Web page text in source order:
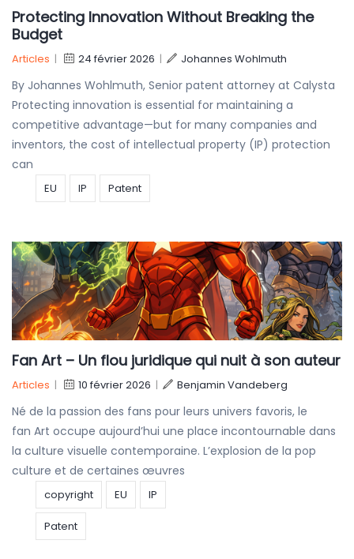
Protecting Innovation Without Breaking the
Budget
Articles | 24 février 2026 | Johannes Wohlmuth
By Johannes Wohlmuth, Senior patent attorney at Calysta
Protecting innovation is essential for maintaining a
competitive advantage—but for many companies and
inventors, the cost of intellectual property (IP) protection
can
EU IP Patent
Fan Art – Un flou juridique qui nuit à son auteur
Articles | 10 février 2026 | Benjamin Vandeberg
Né de la passion des fans pour leurs univers favoris, le
fan Art occupe aujourd’hui une place incontournable dans
la culture visuelle contemporaine. L’explosion de la pop
culture et de certaines œuvres
copyright EU IP
Patent